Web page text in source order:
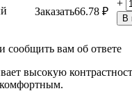
Заказать66.78 ₽
+
В
сообщить вам об ответе
высокую
комфортным.